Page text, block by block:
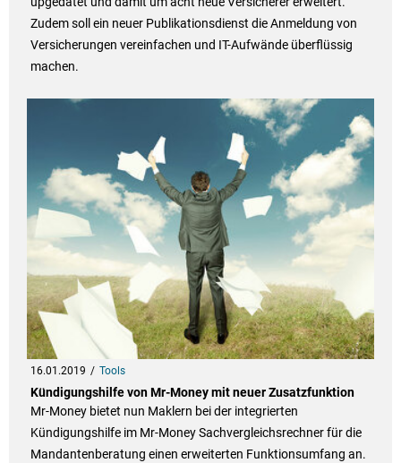
Zudem soll ein neuer Publikationsdienst die Anmeldung von
Versicherungen vereinfachen und IT-Aufwände überflüssig
machen.
16.01.2019 Tools
Kündigungshilfe von Mr-Money mit neuer Zusatzfunktion
Mr-Money bietet nun Maklern bei der integrierten
Kündigungshilfe im Mr-Money Sachvergleichsrechner für die
Mandantenberatung einen erweiterten Funktionsumfang an.